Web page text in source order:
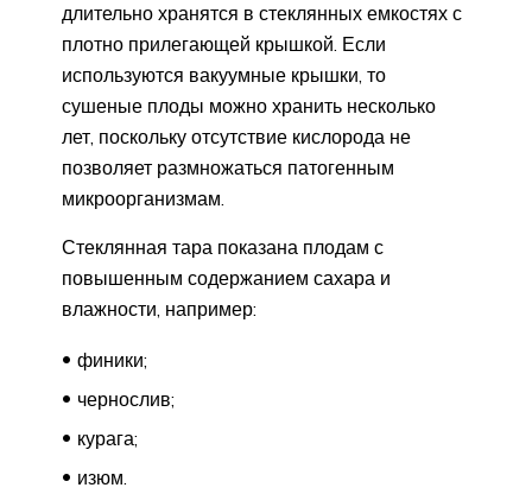
длительно хранятся в стеклянных емкостях с
плотно прилегающей крышкой. Если
используются вакуумные крышки, то
сушеные плоды можно хранить несколько
лет, поскольку отсутствие кислорода не
позволяет размножаться патогенным
микроорганизмам.
Стеклянная тара показана плодам с
повышенным содержанием сахара и
влажности, например:
финики;
чернослив;
курага;
изюм.